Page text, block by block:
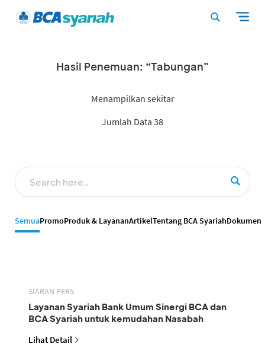
Hasil Penemuan: “Tabungan”
Menampilkan sekitar
Jumlah Data 38
SemuaPromoProduk & LayananArtikelTentang BCA SyariahDokumen
SIARAN PERS
Layanan Syariah Bank Umum Sinergi BCA dan
BCA Syariah untuk kemudahan Nasabah
Lihat Detail